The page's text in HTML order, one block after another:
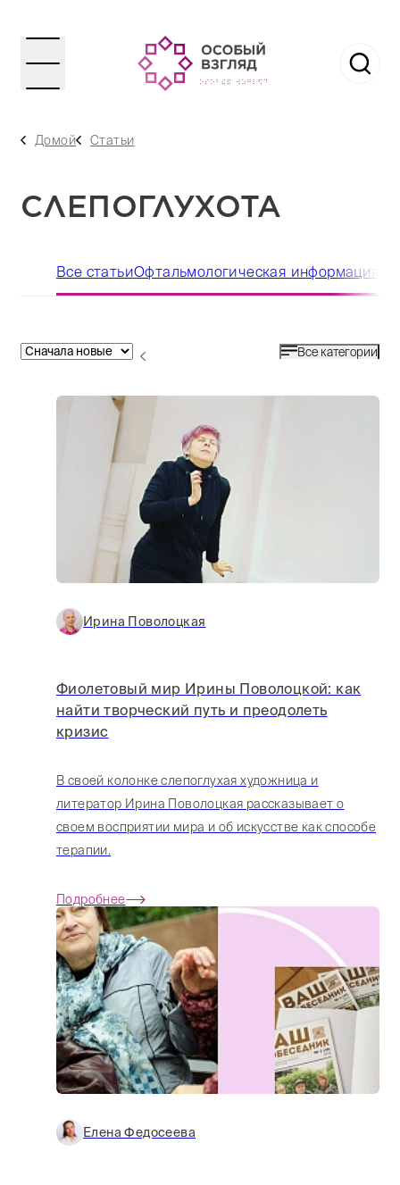
Домой Статьи
СЛЕПОГЛУХОТА
Все статьиОфтальмологическая информация
Все категории
Ирина Поволоцкая
Фиолетовый мир Ирины Поволоцкой: как
найти творческий путь и преодолеть
кризис
В своей колонке слепоглухая художница и
литератор Ирина Поволоцкая рассказывает о
своем восприятии мира и об искусстве как способе
терапии.
Подробнее
Елена Федосеева